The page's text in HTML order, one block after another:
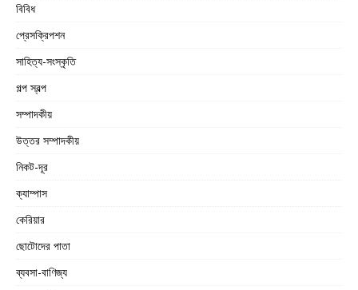
বিবিধ
প্রেসক্রিপশন
সাহিত্য-সংস্কৃতি
গল্প স্বল্প
সম্পাদকীয়
উত্তর সম্পাদকীয়
নিকট-দূর
ক্যাম্পাস
কেরিয়ার
ছোটোদের পাতা
ব্যবসা-বাণিজ্য